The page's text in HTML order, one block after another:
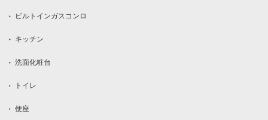
ビルトインガスコンロ
キッチン
洗面化粧台
トイレ
便座